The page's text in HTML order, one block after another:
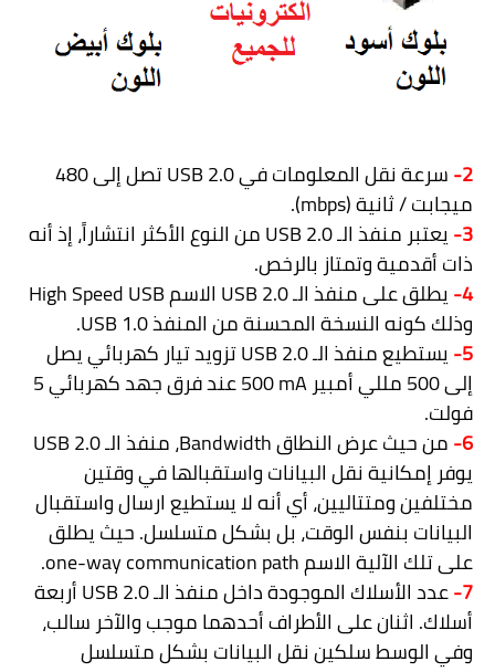
2- سرعة نقل المعلومات فيUSB 2.0
تصل إلى 480
ميجابت / ثانية (mbps
).
3- يعتبر منفذ الـUSB 2.0من النوع الأكثر انتشاراً، إذ أنه
ذات أقدمية وتمتاز بالرخص.
4- يطلق على منفذ الـUSB 2.0 الاسمHigh Speed USB
وذلك كونه النسخة المحسنة من المنفذUSB 1.0
.
5- يستطيع منفذ الـUSB 2.0تزويد تيار كهربائي يصل
إلى 500 مللي أمبير
500 mA
عند فرق جهد كهربائي 5
فولت.
6- من حيث عرض النطاقBandwidth، منفذ الـUSB 2.0
يوفر إمكانية نقل البيانات واستقبالها في وقتين
مختلفين ومتتاليين، أي أنه لا يستطيع ارسال واستقبال
البيانات بنفس الوقت، بل بشكل متسلسل. حيث يطلق
على تلك الآلية الاسمone-way communication path
.
7- عدد الأسلاك الموجودة داخل منفذ الـUSB 2.0أربعة
أسلاك. اثنان على الأطراف أحدهما موجب والآخر سالب،
وفي الوسط سلكين نقل البيانات بشكل متسلسل